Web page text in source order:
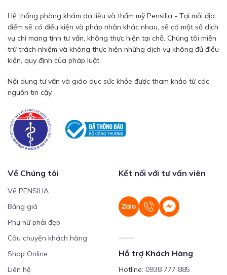
Hệ thống phòng khám da liễu và thẩm mỹ Pensilia - Tại mỗi địa
điểm sẽ có điều kiện và pháp nhân khác nhau, sẽ có một số dịch
vụ chỉ mang tính tư vấn, không thực hiện tại chỗ. Chúng tôi miễn
trừ trách nhiệm và không thực hiện những dịch vụ không đủ điều
kiện, quy định của pháp luật.
Nội dung tư vấn và giáo dục sức khỏe được tham khảo từ các
nguồn tin cậy.
Về Chúng tôi
Về PENSILIA
Bảng giá
Phụ nữ phải đẹp
Câu chuyện khách hàng
Shop Online
Liên hệ
Kết nối với tư vấn viên
Hỗ trợ Khách Hàng
Hotline: 0938 777 885